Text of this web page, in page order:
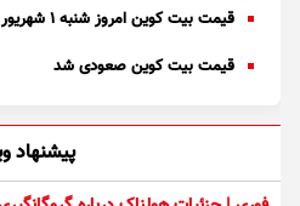
قیمت بیت کوین امروز شنبه ۱ شهریور ۱۴۰۴ + جدول
قیمت بیت کوین صعودی شد
پیشنهاد